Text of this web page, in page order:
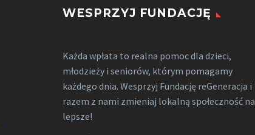
WESPRZYJ FUNDACJĘ
Każda wpłata to realna pomoc dla dzieci,
młodzieży i seniorów, którym pomagamy
każdego dnia. Wesprzyj Fundację reGeneracja i
razem z nami zmieniaj lokalną społeczność na
lepsze!